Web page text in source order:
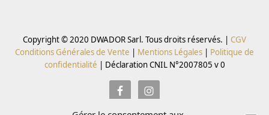
Copyright © 2020 DWADOR Sarl. Tous droits réservés. | CGV
Conditions Générales de Vente | Mentions Légales | Politique de
confidentialité | Déclaration CNIL N°2007805 v 0